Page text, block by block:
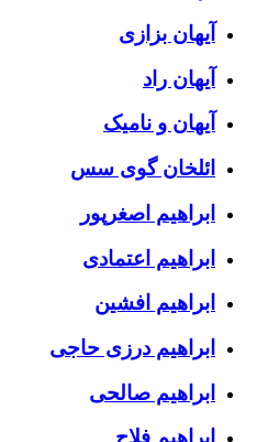
آیهان بزازی
آیهان راد
آیهان و نامیک
ائلخان گوی سس
ابراهیم اصغرپور
ابراهیم اعتمادی
ابراهیم افشین
ابراهیم درزی حاجی
ابراهیم صالحی